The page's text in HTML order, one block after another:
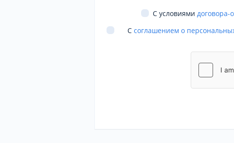
С условиями договора-
С соглашением о